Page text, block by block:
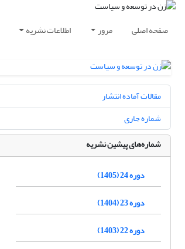
صفحه اصلی مرور اطلاعات نشریه
مقالات آماده انتشار
شماره جاری
شماره‌های پیشین نشریه
دوره 24 (1405)
دوره 23 (1404)
دوره 22 (1403)